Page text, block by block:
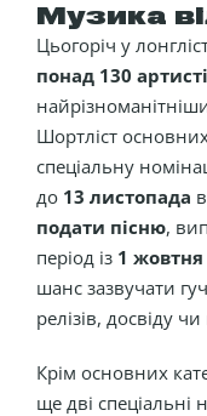
Музика
Цьогоріч у
понад 130
Шортліст
спеціальну
до 13 листопада
подати пісню,
період із 1
шанс зазвучати
релізів, досвіду
Крім основних
ще дві спеціальні